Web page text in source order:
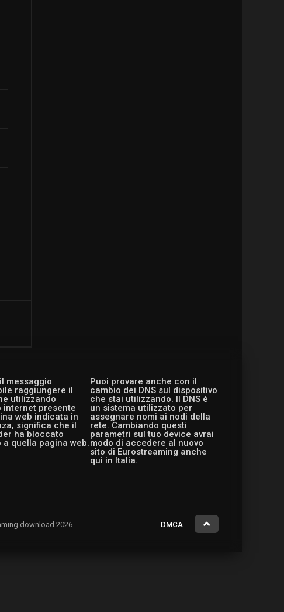
messaggio
raggiungere il
utilizzando
internet presente
web indicata in
significa che il
ha bloccato
a quella pagina web.
Puoi provare anche con il
cambio dei DNS sul dispositivo
che stai utilizzando. Il DNS è
un sistema utilizzato per
assegnare nomi ai nodi della
rete. Cambiando questi
parametri sul tuo device avrai
modo di accedere al nuovo
sito di Eurostreaming anche
qui in Italia.
2026 DMCA